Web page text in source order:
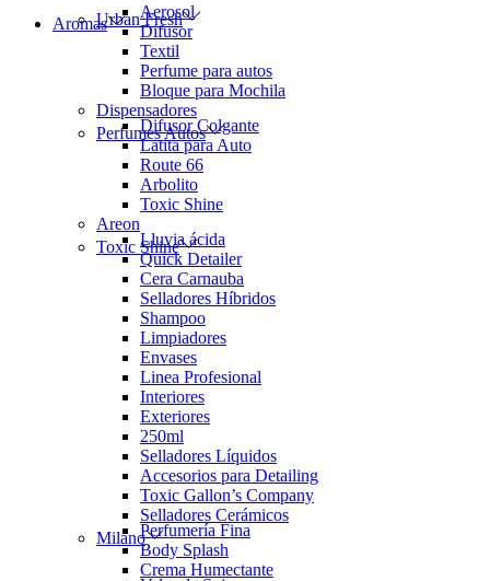
AromasUrban Fresh
Aerosol
Difusor
Textil
Perfume para autos
Bloque para Mochila
Dispensadores
Perfumes Autos
Difusor Colgante
Latita para Auto
Route 66
Arbolito
Toxic Shine
Areon
Toxic ShineLluvia ácida
Quick Detailer
Cera Carnauba
Selladores Híbridos
Shampoo
Limpiadores
Envases
Linea Profesional
Interiores
Exteriores
250ml
Selladores Líquidos
Accesorios para Detailing
Toxic Gallon’s Company
Selladores Cerámicos
MilanoPerfumería Fina
Body Splash
Crema Humectante